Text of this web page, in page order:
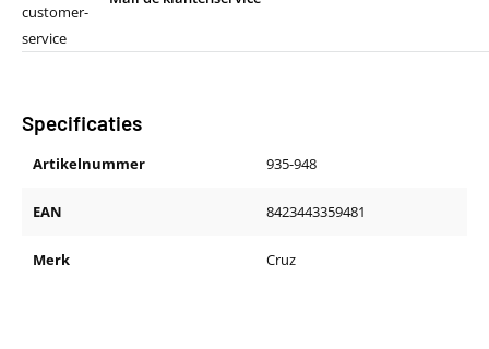
Specificaties
Artikelnummer 935-948
EAN 8423443359481
Merk Cruz